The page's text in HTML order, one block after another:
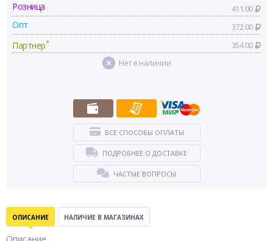
Розница 411.00
Опт 372.00
Партнер* 354.00
Нет в наличии
ВСЕ СПОСОБЫ ОПЛАТЫ
ПОДРОБНЕЕ О ДОСТАВКЕ
ЧАСТЫЕ ВОПРОСЫ
ОПИСАНИЕ НАЛИЧИЕ В МАГАЗИНАХ